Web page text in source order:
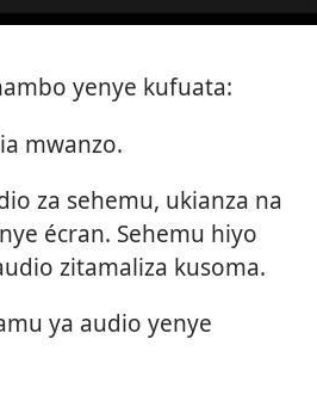
yenye kufuata:
mwanzo.
za sehemu, ukianza na
écran. Sehemu hiyo
zitamaliza kusoma.
ya audio yenye